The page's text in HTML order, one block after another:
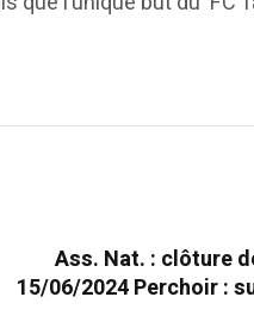
Ass. Nat. : clôture
15/06/2024 Perchoir :